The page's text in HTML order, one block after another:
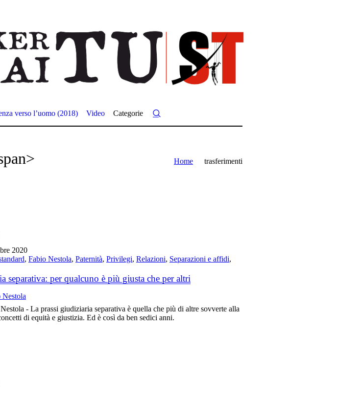
verso l’uomo (2018) Video Categorie
Home trasferimenti
2020
,Fabio Nestola,Paternità,Privilegi,Relazioni, Separazioni e affidi,
separativa: per qualcuno è più giusta che per altri
Nestola
- La prassi giudiziaria separativa è quella che più di altre sovverte alla
di equità e giustizia. Ed è così da ben sedici anni.